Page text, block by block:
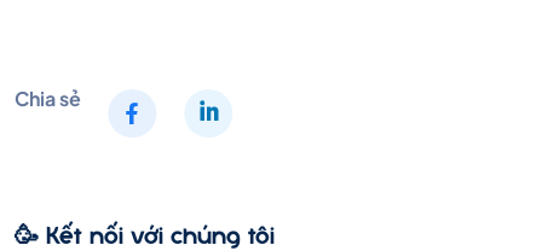
Chia sẻ
🥳 Kết nối với chúng tôi